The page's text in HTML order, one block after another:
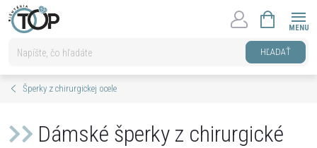
Prejsť
na
HĽADAŤ
KOŠÍK
Šperky z chirurgickej ocele
Dámské šperky z chirurgické